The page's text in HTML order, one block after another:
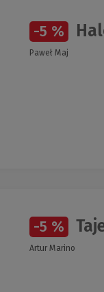
-5 %
Paweł Maj
-5 %
Artur Marino